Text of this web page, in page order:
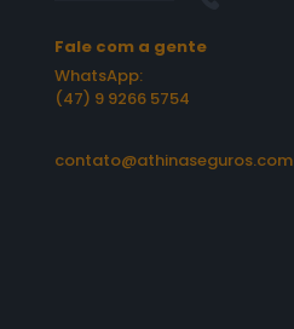
Fale com a gente
WhatsApp:
(47) 9 9266 5754
contato@athinaseguros.com